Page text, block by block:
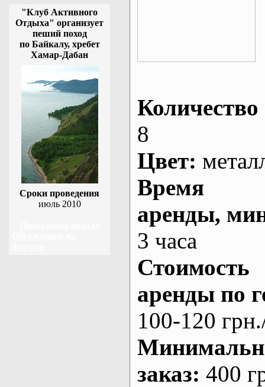
"Клуб Активного
Отдыха" организует
пеший поход
по Байкалу, хребет
Хамар-Дабан
Сроки проведения
июль 2010
Количество
8
Цвет:
Время
аренды,
3 часа
Стоимость
аренды по
100-120
заказ: 400